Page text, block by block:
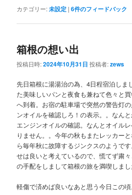
カテゴリー:未設定 |6件のフィードバック
箱根の想い出
投稿日時:2024年10月31日 投稿者:zews
先日箱根に湯湯治の為、4日程宿泊しま
た美味しいパンと夜食も兼ねて色々と
へ到着。お宿の駐車場で突然の警告灯
ンオイルを確認しろ！の表示。。なん
エンジンオイルの確認。なんとオイル
りません。。今年の秋もまたレッカー
ら毎年秋に故障するジンクスのようで
せは良いと考えているので、慌てず粛
の手配をしまして箱根の旅を満喫しまし
軽傷で済めば良いなあと思う今日この頃